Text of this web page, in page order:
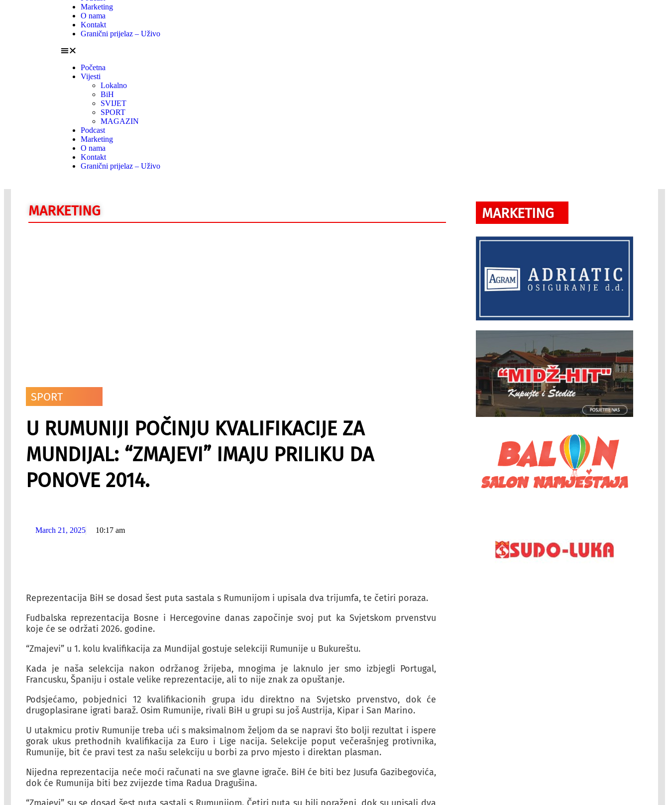
Marketing
O nama
Kontakt
Granični prijelaz – Uživo
Početna
Vijesti
Lokalno
BiH
SVIJET
SPORT
MAGAZIN
Podcast
Marketing
O nama
Kontakt
Granični prijelaz – Uživo
MARKETING
SPORT
U RUMUNIJI POČINJU KVALIFIKACIJE ZA
MUNDIJAL: “ZMAJEVI” IMAJU PRILIKU DA
PONOVE 2014.
March 21, 2025 10:17 am
Reprezentacija BiH se dosad šest puta sastala s Rumunijom i upisala dva trijumfa, te četiri poraza.
Fudbalska reprezentacija Bosne i Hercegovine danas započinje svoj put ka Svjetskom prvenstvu
koje će se održati 2026. godine.
“Zmajevi” u 1. kolu kvalifikacija za Mundijal gostuje selekciji Rumunije u Bukureštu.
Kada je naša selekcija nakon održanog žrijeba, mnogima je laknulo jer smo izbjegli Portugal,
Francusku, Španiju i ostale velike reprezentacije, ali to nije znak za opuštanje.
Podsjećamo, pobjednici 12 kvalifikacionih grupa idu direktno na Svjetsko prvenstvo, dok će
drugoplasirane igrati baraž. Osim Rumunije, rivali BiH u grupi su još Austrija, Kipar i San Marino.
U utakmicu protiv Rumunije treba ući s maksimalnom željom da se napravi što bolji rezultat i ispere
gorak ukus prethodnih kvalifikacija za Euro i Lige nacija. Selekcije poput večerašnjeg protivnika,
Rumunije, bit će pravi test za našu selekciju u borbi za prvo mjesto i direktan plasman.
Nijedna reprezentacija neće moći računati na sve glavne igrače. BiH će biti bez Jusufa Gazibegovića,
dok će Rumunija biti bez zvijezde tima Radua Dragušina.
MARKETING